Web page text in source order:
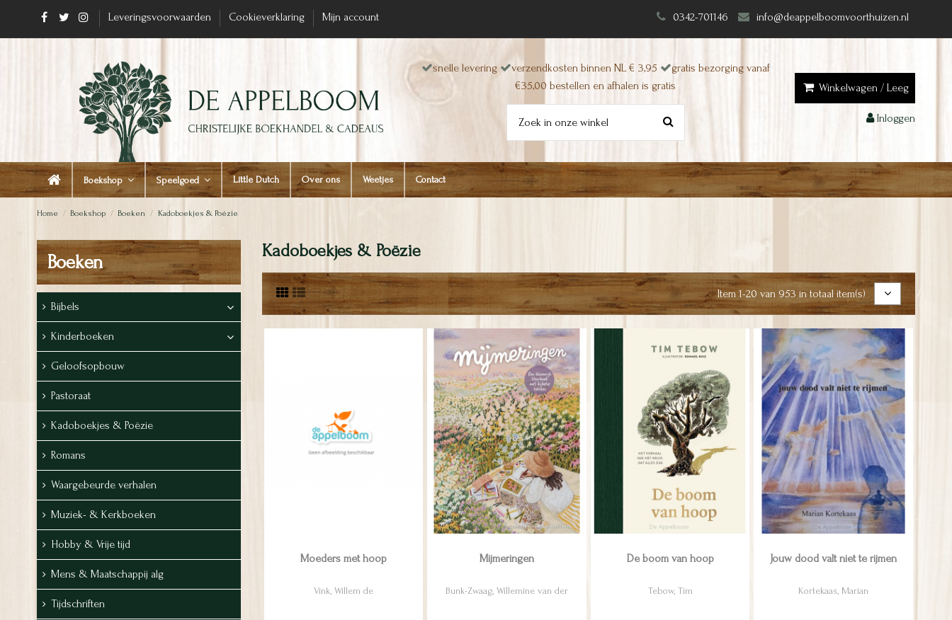
Leveringsvoorwaarden Cookieverklaring Mijn account 0342-701146 info@deappelboomvoorthuizen.nl
snelle levering verzendkosten binnen NL € 3,95
gratis bezorging vanaf
€35,00 bestellen en afhalen is gratis
Winkelwagen / Leeg
Inloggen
Boekshop Speelgoed Little Dutch Over ons Weetjes Contact
Home Boekshop Boeken Kadoboekjes & Poëzie
Kadoboekjes & Poëzie
Item 1-20 van 953 in totaal item(s)
Moeders met hoop
Vink, Willem de
Mijmeringen
Bunk-Zwaag, Willemine van der
De boom van hoop
Tebow, Tim
Jouw dood valt niet te rijmen
Kortekaas, Marian
Boeken
Bijbels
Kinderboeken
Geloofsopbouw
Pastoraat
Kadoboekjes & Poëzie
Romans
Waargebeurde verhalen
Muziek- & Kerkboeken
Hobby & Vrije tijd
Mens & Maatschappij alg
Tijdschriften